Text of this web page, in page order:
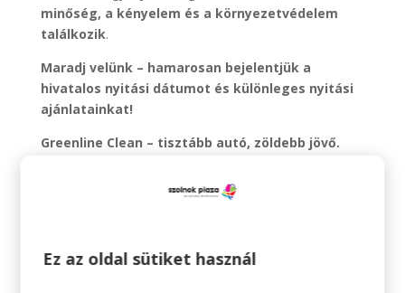
minőség, a kényelem és a környezetvédelem
találkozik.
Maradj velünk – hamarosan bejelentjük a
hivatalos nyitási dátumot és különleges nyitási
ajánlatainkat!
Greenline Clean – tisztább autó, zöldebb jövő.
NYEREMÉNYJÁTÉK – Greenline Autómosó Szolnok
környezettudatos Greenline Clean autómosó
Ez az oldal sütiket használ